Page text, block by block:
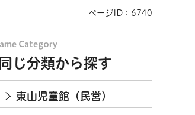
ページID：6740
同じ分類から探す
東山児童館（民営）